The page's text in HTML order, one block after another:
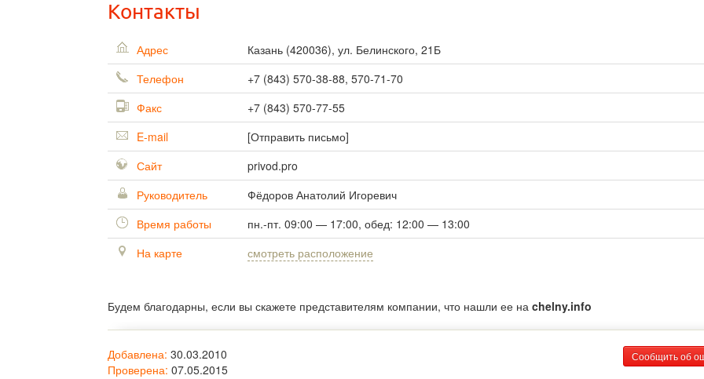
Контакты
Адрес Казань (420036), ул. Белинского, 21Б
Телефон
+7 (843) 570-38-88, 570-71-70
Факс
+7 (843) 570-77-55
E-mail
[Отправить письмо]
Сайт
privod.pro
Руководитель
Фёдоров Анатолий Игоревич
Время работы
пн.-пт. 09:00 — 17:00, обед: 12:00 — 13:00
На карте
смотреть расположение
Будем благодарны, если вы скажете представителям компании, что нашли ее на chelny.info
Сообщить об
Добавлена: 30.03.2010
Проверена: 07.05.2015